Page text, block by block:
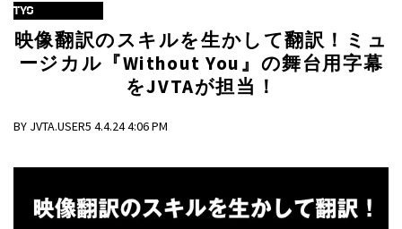
TYO
映像翻訳のスキルを生かして翻訳！ミュ
ージカル『Without You』の舞台用字幕
をJVTAが担当！
BY JVTA.USER5 4.4.24 4:06 PM